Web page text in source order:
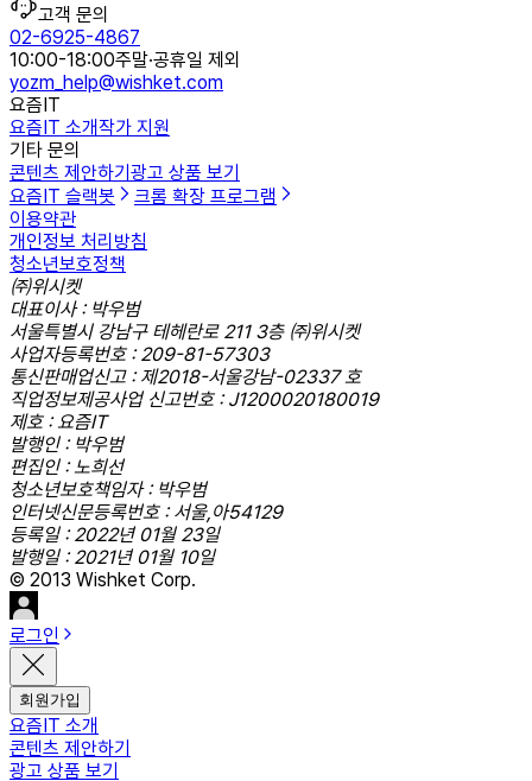
고객 문의
02-6925-4867
10:00-18:00주말·공휴일 제외
yozm_help@wishket.com
요즘IT
요즘IT 소개작가 지원
기타 문의
콘텐츠 제안하기 광고 상품 보기
요즘IT 슬랙봇
크롬 확장 프로그램
이용약관
개인정보 처리방침
청소년보호정책
㈜위시켓
대표이사 : 박우범
서울특별시 강남구 테헤란로 211 3층 ㈜위시켓
사업자등록번호 : 209-81-57303
통신판매업신고 : 제2018-서울강남-02337 호
직업정보제공사업 신고번호 : J1200020180019
제호 : 요즘IT
발행인 : 박우범
편집인 : 노희선
청소년보호책임자 : 박우범
인터넷신문등록번호 : 서울,아54129
등록일 : 2022년 01월 23일
발행일 : 2021년 01월 10일
© 2013 Wishket Corp.
로그인
회원가입
요즘IT 소개
콘텐츠 제안하기
광고 상품 보기